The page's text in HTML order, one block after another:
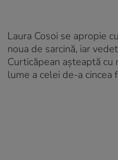
Laura Cosoi se apropie
noua de sarcină, iar
Curticăpean așteaptă cu
lume a celei de-a cincea